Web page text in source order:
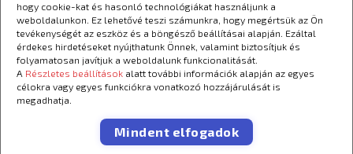
Volkswagen
Polo Classic
1995-2001 1.4
LADANova 1992-1998 1.7i
DaciaNova 1992-1998 1.7i
1984-1986 1.6
LeaoNova-Force
HP100 175/70 R13 82T
18 490 Ft
DebicaPassio 2 175/70
R13 82T
csak22 190 Ft
hogy cookie-kat és hasonló technológiákat használjunk a
weboldalunkon. Ez lehetővé teszi számunkra, hogy megértsük az Ön
tevékenységét az eszköz és a böngésző beállításai alapján. Ezáltal
érdekes hirdetéseket nyújthatunk Önnek, valamint biztosítjuk és
folyamatosan javítjuk a weboldalunk funkcionalitását.
A Részletes beállítások alatt további információk alapján az egyes
célokra vagy egyes funkciókra vonatkozó hozzájárulását is
megadhatja.
Mindent elfogadok